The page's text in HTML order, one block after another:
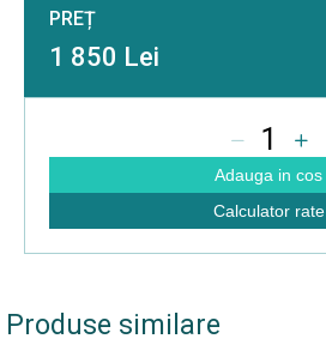
PREȚ
1 850 Lei
1
Adauga in cos
Calculator rate
Produse similare